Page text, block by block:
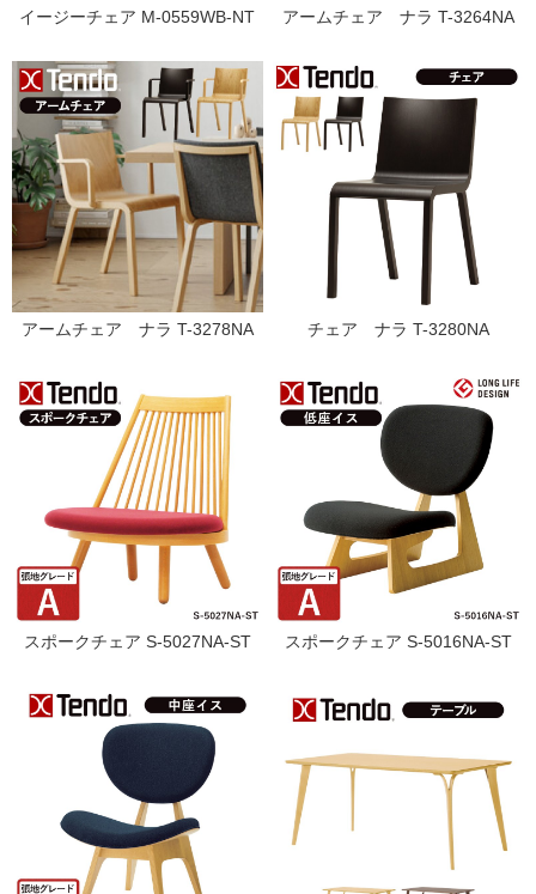
イージーチェア M-0559WB-NT アームチェア ナラ T-3264NA
アームチェア ナラ T-3278NA チェア ナラ T-3280NA
スポークチェア S-5027NA-ST スポークチェア S-5016NA-ST